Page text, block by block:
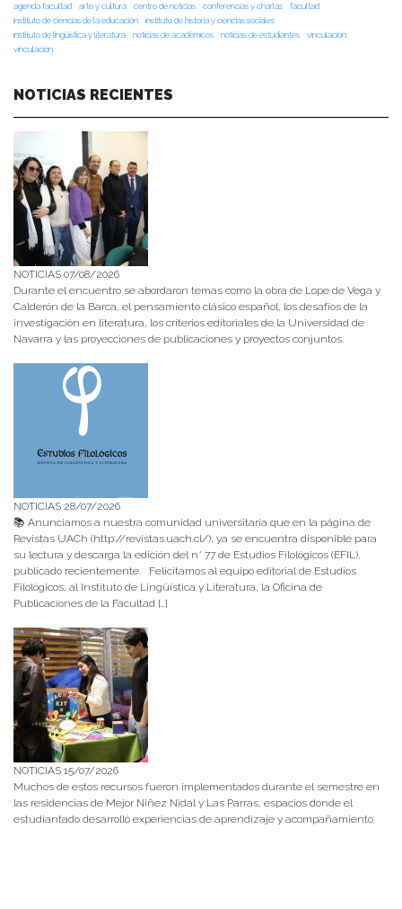
agenda facultad arte y cultura centro de noticias conferencias y charlas
facultad
instituto de ciencias de la educación
instituto de historia y ciencias sociales
instituto de lingüística y literatura
noticias de académicos noticias de estudiantes
vinculacion
vinculación
NOTICIAS RECIENTES
NOTICIAS 07/08/2026
Durante el encuentro se abordaron temas como la obra de Lope de Vega y
Calderón de la Barca, el pensamiento clásico español, los desafíos de la
investigación en literatura, los criterios editoriales de la Universidad de
Navarra y las proyecciones de publicaciones y proyectos conjuntos.
NOTICIAS 28/07/2026
📚 Anunciamos a nuestra comunidad universitaria que en la página de
Revistas UACh (http://revistas.uach.cl/), ya se encuentra disponible para
su lectura y descarga la edición del n° 77 de Estudios Filológicos (EFIL),
publicado recientemente. Felicitamos al equipo editorial de Estudios
Filológicos, al Instituto de Lingüística y Literatura, la Oficina de
Publicaciones de la Facultad […]
NOTICIAS 15/07/2026
Muchos de estos recursos fueron implementados durante el semestre en
las residencias de Mejor Niñez Nidal y Las Parras, espacios donde el
estudiantado desarrolló experiencias de aprendizaje y acompañamiento.